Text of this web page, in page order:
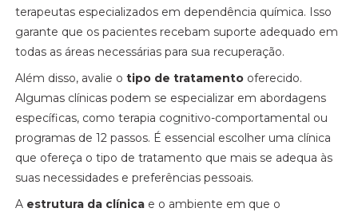
terapeutas especializados em dependência química. Isso
garante que os pacientes recebam suporte adequado em
todas as áreas necessárias para sua recuperação.
Além disso, avalie otipo de tratamento oferecido.
Algumas clínicas podem se especializar em abordagens
específicas, como terapia cognitivo-comportamental ou
programas de 12 passos. É essencial escolher uma clínica
que ofereça o tipo de tratamento que mais se adequa às
suas necessidades e preferências pessoais.
A estrutura da clínica e o ambiente em que o